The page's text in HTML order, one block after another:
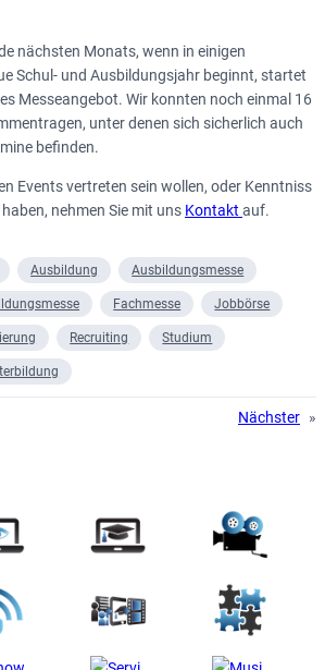
nächsten Monats, wenn in einigen
Schul- und Ausbildungsjahr beginnt, startet
Messeangebot. Wir konnten noch einmal 16
unter denen sich sicherlich auch
befinden.
Events vertreten sein wollen, oder Kenntniss
nehmen Sie mit uns Kontakt auf.
Ausbildung Ausbildungsmesse
Fachmesse Jobbörse
Recruiting Studium
Nächster »